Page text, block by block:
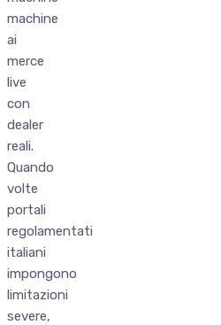
machine
ai
merce
live
con
dealer
reali.
Quando
volte
portali
regolamentati
italiani
impongono
limitazioni
severe,